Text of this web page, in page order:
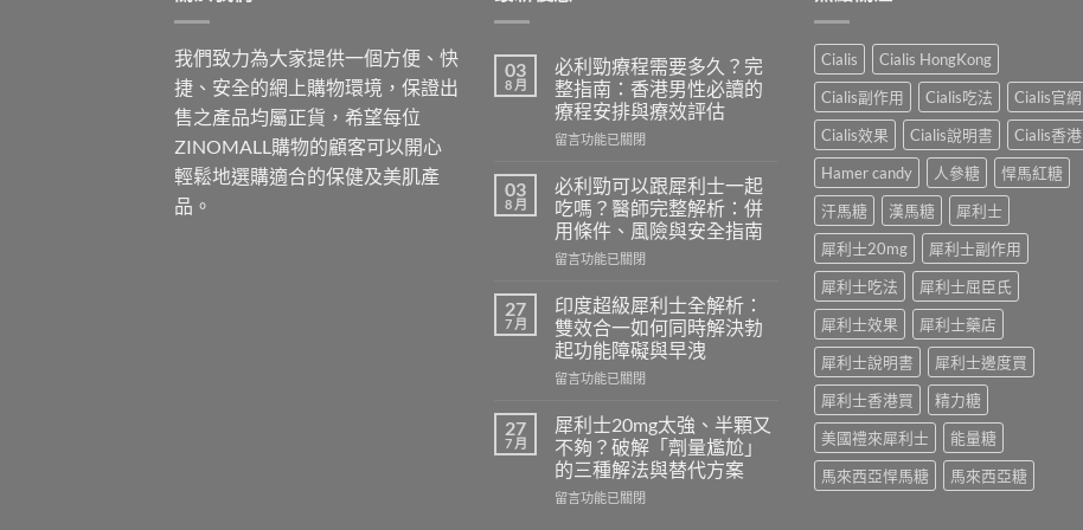
我們致力為大家提供一個方便、快
捷、安全的網上購物環境，保證出
售之產品均屬正貨，希望每位
ZINOMALL購物的顧客可以開心
輕鬆地選購適合的保健及美肌產
品。
03
8 月
必利勁療程需要多久？完
整指南：香港男性必讀的
療程安排與療效評估
在
利
勁
療
程
需
多
久？
完
整
指
香
港
男
性
必
留言功能已關閉
03
8 月
必利勁可以跟犀利士一起
吃嗎？醫師完整解析：併
用條件、風險與安全指南
在
利
勁
可
以
跟
利
士
一
起
吃
留言功能已關閉
27
7 月
印度超級犀利士全解析：
雙效合一如何同時解決勃
起功能障礙與早洩
在
度
超
級
犀
利
留言功能已關閉
27
7 月
犀利士20mg太強、半顆又
不夠？破解「劑量尷尬」
的三種解法與替代方案
在
留言功能已關閉
Cialis
Cialis HongKong
Cialis副作用
Cialis吃法
Cialis官網
Cialis效果
Cialis說明書
Cialis香港
Hamer candy
人參糖
悍馬紅糖
汗馬糖
漢馬糖
犀利士
犀利士20mg
犀利士副作用
犀利士吃法
犀利士屈臣氏
犀利士效果
犀利士藥店
犀利士說明書
犀利士邊度買
犀利士香港買
精力糖
美國禮來犀利士
能量糖
馬來西亞悍馬糖
馬來西亞糖